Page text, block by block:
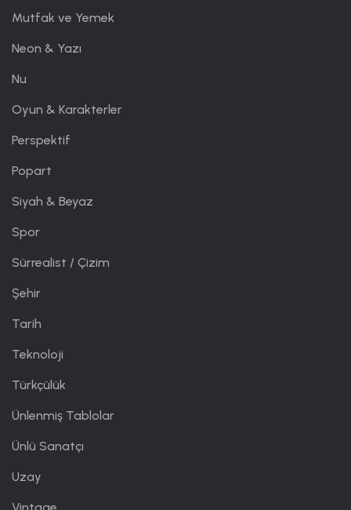
Mutfak ve Yemek
Neon & Yazı
Nu
Oyun & Karakterler
Perspektif
Popart
Siyah & Beyaz
Spor
Sürrealist / Çizim
Şehir
Tarih
Teknoloji
Türkçülük
Ünlenmiş Tablolar
Ünlü Sanatçı
Uzay